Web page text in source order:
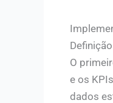
O
e os
dados